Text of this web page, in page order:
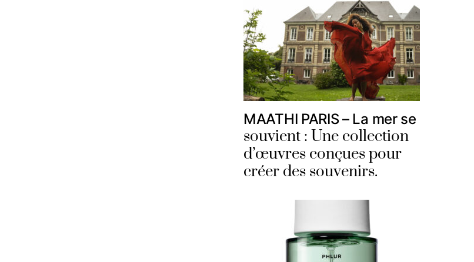
MAATHI PARIS – La mer se
souvient : Une collection
d’œuvres conçues pour
créer des souvenirs.